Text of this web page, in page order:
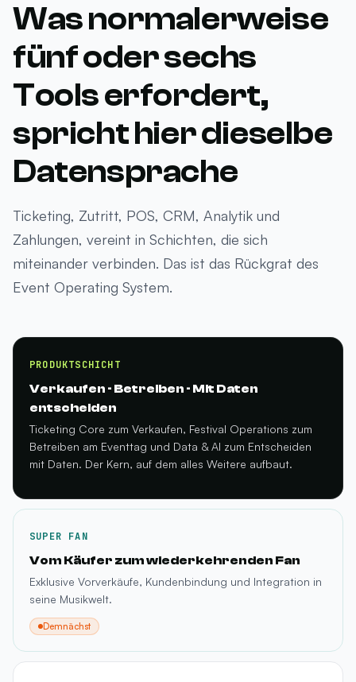
Was normalerweise
fünf oder sechs
Tools erfordert,
spricht hier dieselbe
Datensprache
Ticketing, Zutritt, POS, CRM, Analytik und
Zahlungen, vereint in Schichten, die sich
miteinander verbinden. Das ist das Rückgrat des
Event Operating System.
PRODUKTSCHICHT
Verkaufen · Betreiben · Mit Daten
entscheiden
Ticketing Core zum Verkaufen, Festival Operations zum
Betreiben am Eventtag und Data & AI zum Entscheiden
mit Daten. Der Kern, auf dem alles Weitere aufbaut.
SUPER FAN
Vom Käufer zum wiederkehrenden Fan
Exklusive Vorverkäufe, Kundenbindung und Integration in
seine Musikwelt.
Demnächst